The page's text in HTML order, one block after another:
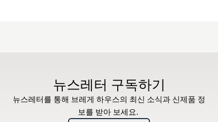
뉴스레터 구독하기
뉴스레터를 통해 브레게 하우스의 최신 소식과 신제품 정
보를 받아 보세요.